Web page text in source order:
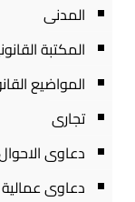
المدنى
المكتبة
المواضيع
تجارى
دعاوى
دعاوى عمالية